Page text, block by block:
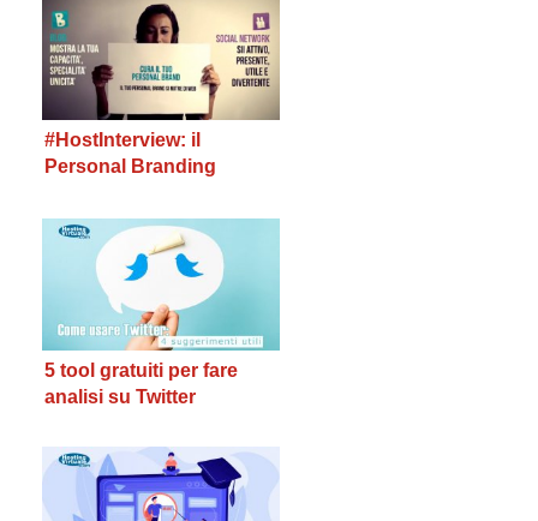
#HostInterview: il
Personal Branding
Martino
5 tool gratuiti per fare
analisi su Twitter